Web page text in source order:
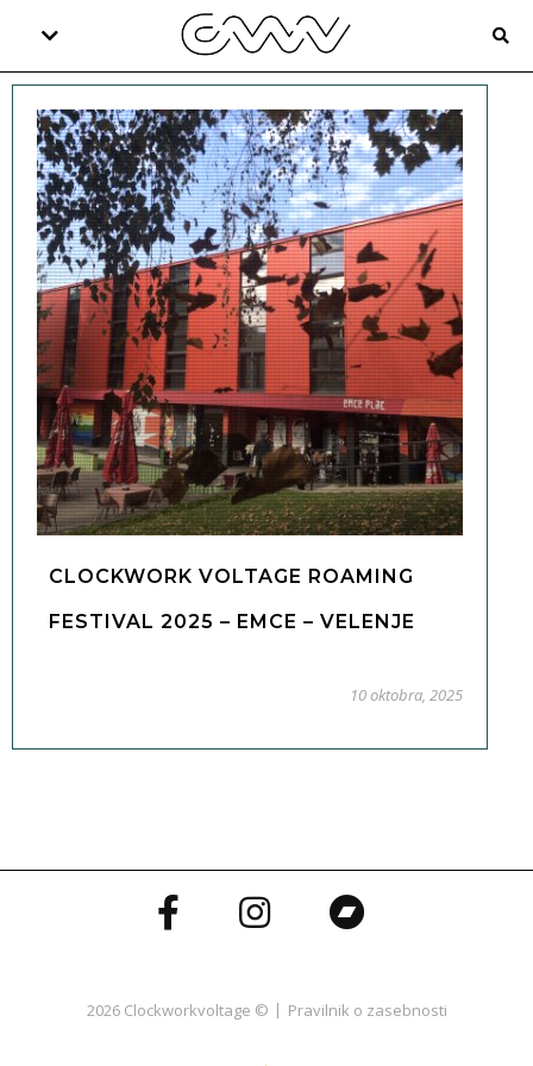
CLOCKWORK VOLTAGE ROAMING
FESTIVAL 2025 – EMCE – VELENJE
10 oktobra, 2025
2026 Clockworkvoltage © Pravilnik o zasebnosti